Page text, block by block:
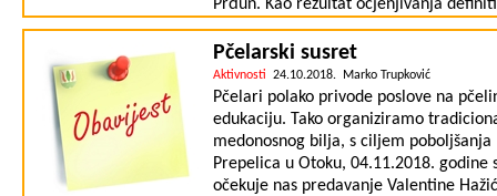
Prđun. Kao rezultat ocjenjivanja
međimurskih medova nije upitna, a i
međunarodnim ocjenjivanjima u
obaviti će se 17. studenog u
sajma u 11.00 sati. Zahvaljujemo se
fakultetu na izvršenom ocjenjivanju,
projekta. Prema ustaljenoj praksi svi
humanitarne svrhe. Rezultati su
Pčelarski susret
Aktivnosti 24.10.2018. Marko Trupković
Pčelari polako privode poslove na
edukaciju. Tako organiziramo
medonosnog bilja, s ciljem
Prepelica u Otoku, 04.11.2018.
očekuje nas predavanje Valentine